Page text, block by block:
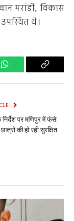
मरांडी, विकास
थे।
WhatsApp Copy
पर मणिपुर में फंसे
की हो रही सुरक्षित